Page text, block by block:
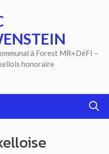
à Forest MR+DéFI –
honoraire